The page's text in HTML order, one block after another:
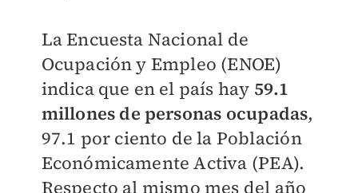
La Encuesta Nacional de
Ocupación y Empleo (ENOE)
indica que en el país hay 59.1
millones de personas ocupadas,
97.1 por ciento de la Población
Económicamente Activa (PEA).
Respecto al mismo mes del año